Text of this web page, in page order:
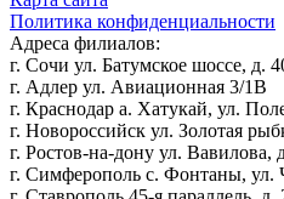
Политика конфиденциальности
Адреса филиалов:
г. Сочи ул. Батумское шоссе, д.
г. Адлер ул. Авиационная 3/1В
г. Краснодар а. Хатукай, ул.
г. Новороссийск ул. Золотая
г. Ростов-на-дону ул. Вавилова,
г. Симферополь с. Фонтаны, ул.